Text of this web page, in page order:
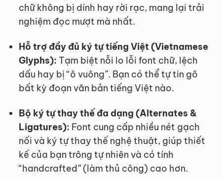
chữ không bị dính hay rời rạc, mang lại trải
nghiệm đọc mượt mà nhất.
Hỗ trợ đầy đủ ký tự tiếng Việt (Vietnamese
Glyphs): Tạm biệt nỗi lo lỗi font chữ, lệch
dấu hay bị “ô vuông”. Bạn có thể tự tin gõ
bất kỳ đoạn văn bản tiếng Việt nào.
Bộ ký tự thay thế đa dạng (Alternates &
Ligatures): Font cung cấp nhiều nét gạch
nối và ký tự thay thế nghệ thuật, giúp thiết
kế của bạn trông tự nhiên và có tính
“handcrafted” (làm thủ công) cao hơn.